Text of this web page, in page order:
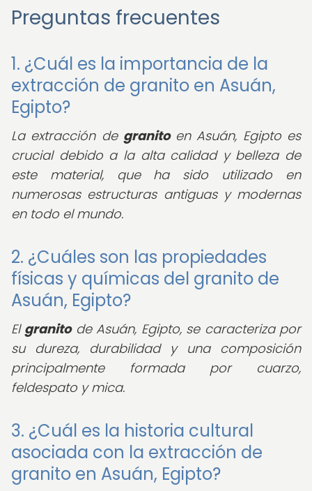
Preguntas frecuentes
1. ¿Cuál es la importancia de la
extracción de granito en Asuán,
Egipto?
La extracción de granitoen Asuán, Egipto es
crucial debido a la alta calidad y belleza de
este material, que ha sido utilizado en
numerosas estructuras antiguas y modernas
en todo el mundo.
2. ¿Cuáles son las propiedades
físicas y químicas del granito de
Asuán, Egipto?
El granitode Asuán, Egipto, se caracteriza por
su dureza, durabilidad y una composición
principalmente formada por cuarzo,
feldespato y mica.
3. ¿Cuál es la historia cultural
asociada con la extracción de
granito en Asuán, Egipto?